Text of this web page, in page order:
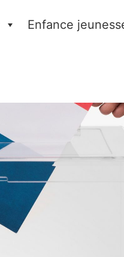
Enfance